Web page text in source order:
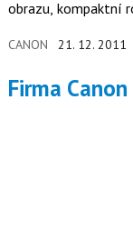
obrazu, kompaktní
CANON 21. 12. 2011
Firma